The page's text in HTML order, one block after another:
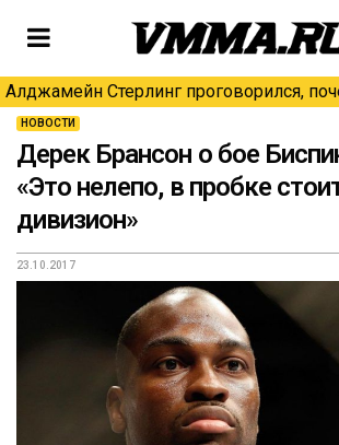
Алджамейн Стерлинг проговорился,
НОВОСТИ
Дерек Брансон о бое
«Это нелепо, в пробке
дивизион»
23.10.2017